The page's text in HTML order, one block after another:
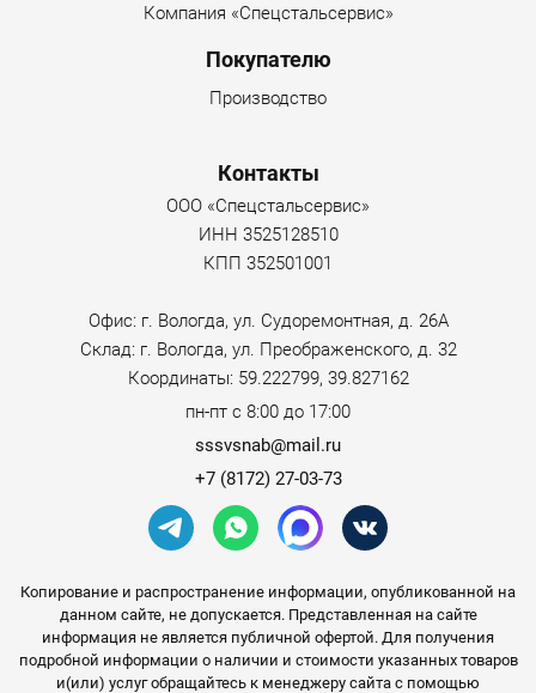
Компания «Спецстальсервис»
Покупателю
Производство
Контакты
ООО «Спецстальсервис»
ИНН 3525128510
КПП 352501001
Офис: г. Вологда, ул. Судоремонтная, д. 26А
Склад: г. Вологда, ул. Преображенского, д. 32
Координаты: 59.222799, 39.827162
пн-пт с 8:00 до 17:00
sssvsnab@mail.ru
+7 (8172) 27-03-73
Копирование и распространение информации, опубликованной на
данном сайте, не допускается. Представленная на сайте
информация не является публичной офертой. Для получения
подробной информации о наличии и стоимости указанных товаров
и(или) услуг обращайтесь к менеджеру сайта с помощью